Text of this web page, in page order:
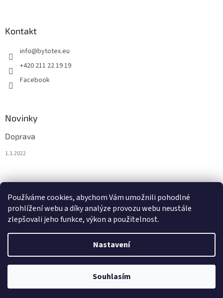
Používáme cookies, abychom Vám umožnili pohodlné
prohlížení webu a díky analýze provozu webu neustále
zlepšovali jeho funkce, výkon a použitelnost.
Nastavení
Souhlasím
Kontakt
info@bytotex.eu
+420 211 22 19 19
Facebook
Novinky
Doprava
1.1.2022
0KS /0 €
Vytvořil Shoptet
BytoTex.eu. Všechna práva vyhrazena.